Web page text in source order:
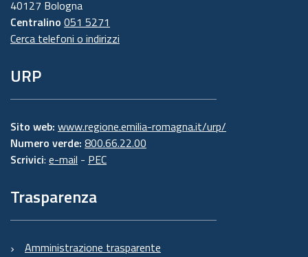
40127 Bologna
Centralino 051 5271
Cerca telefoni o indirizzi
URP
Sito web: www.regione.emilia-romagna.it/urp/
Numero verde: 800.66.22.00
Scrivici: e-mail - PEC
Trasparenza
Amministrazione trasparente